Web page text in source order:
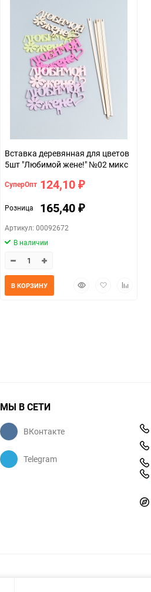
Вставка деревянная для цветов
5шт "Любимой жене!" №02 микс
СуперОпт 124,10 ₽
Розница 165,40 ₽
Артикул: 00092672
В наличии
БыстрыйДобавитьДобавить
В КОРЗИНУ
МЫ В СЕТИ
ВКонтакте
Telegram